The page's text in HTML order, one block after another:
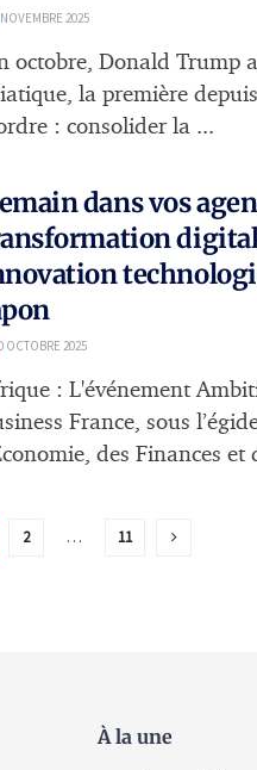
2025
octobre, Donald Trump
la première
: consolider la ...
dans vos
OCTOBRE 2025
: L'événement
France, sous
des Finances et
2 … 11
À la une